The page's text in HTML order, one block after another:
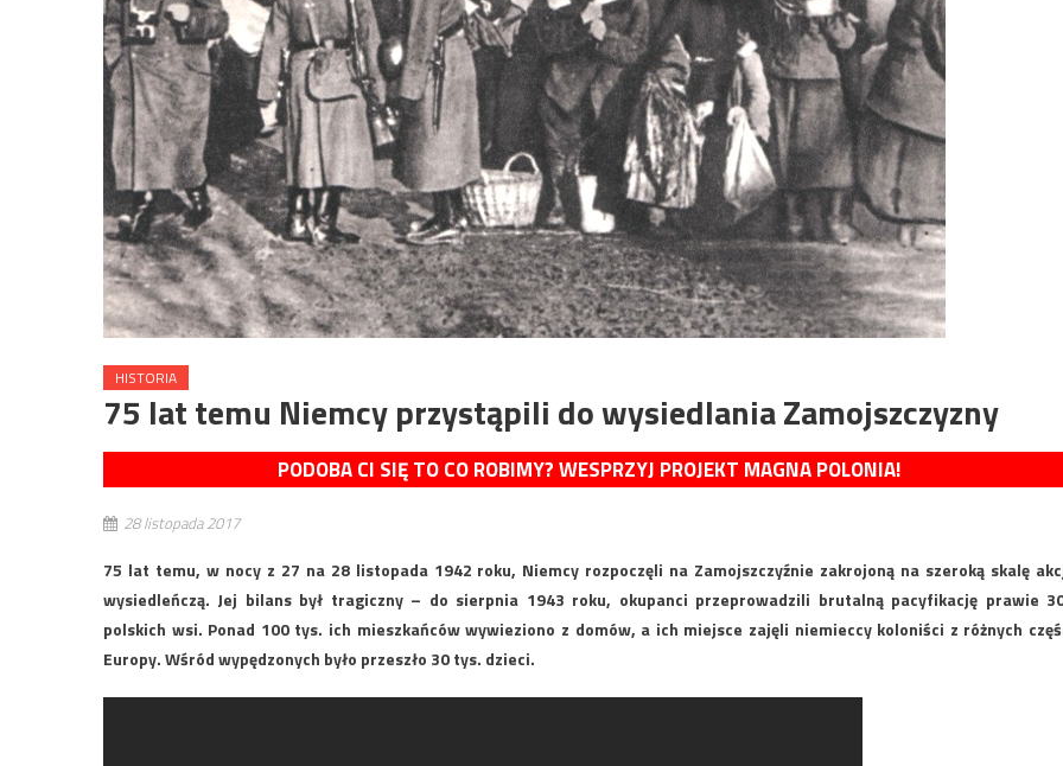
HISTORIA
75 lat temu Niemcy przystąpili do wysiedlania Zamojszczyzny
PODOBA CI SIĘ TO CO ROBIMY? WESPRZYJ PROJEKT MAGNA POLONIA!
28 listopada 2017
75 lat temu, w nocy z 27 na 28 listopada 1942 roku, Niemcy rozpoczęli na Zamojszczyźnie zakrojoną na szeroką skalę
wysiedleńczą. Jej bilans był tragiczny – do sierpnia 1943 roku, okupanci przeprowadzili brutalną pacyfikację prawie
polskich wsi. Ponad 100 tys. ich mieszkańców wywieziono z domów, a ich miejsce zajęli niemieccy koloniści z różnych
Europy. Wśród wypędzonych było przeszło 30 tys. dzieci.